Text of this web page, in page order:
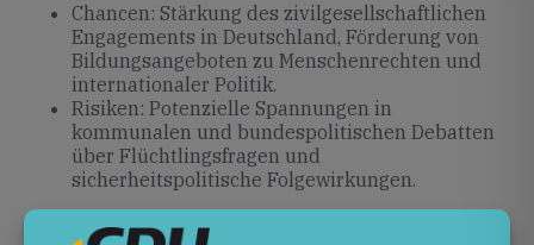
Chancen: Stärkung des zivilgesellschaftlichen
Engagements in Deutschland, Förderung von
Bildungsangeboten zu Menschenrechten und
internationaler Politik.
Risiken: Potenzielle Spannungen in
kommunalen und bundespolitischen Debatten
über Flüchtlingsfragen und
sicherheitspolitische Folgewirkungen.